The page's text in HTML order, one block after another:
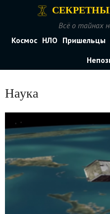
Всё о тайнах
Космос НЛО Пришельцы
Наука